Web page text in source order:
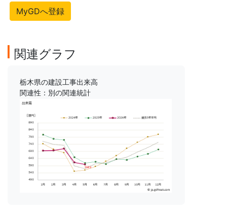
MyGDへ登録
関連グラフ
栃木県の建設工事出来高
関連性：別の関連統計